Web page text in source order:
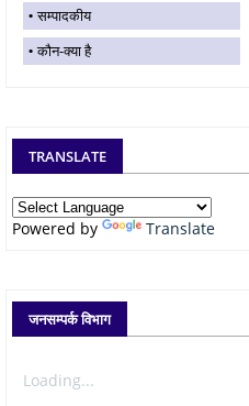
सम्पादकीय
कौन-क्या है
TRANSLATE
Powered by Translate
जनसम्पर्क विभाग
Loading...